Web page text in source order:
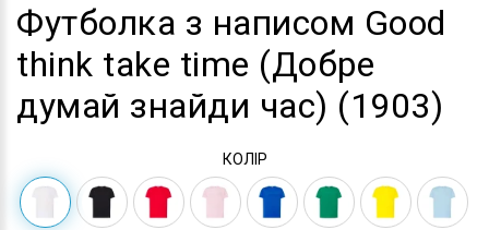
Футболка з написом Good
think take time (Добре
думай знайди час) (1903)
КОЛІР